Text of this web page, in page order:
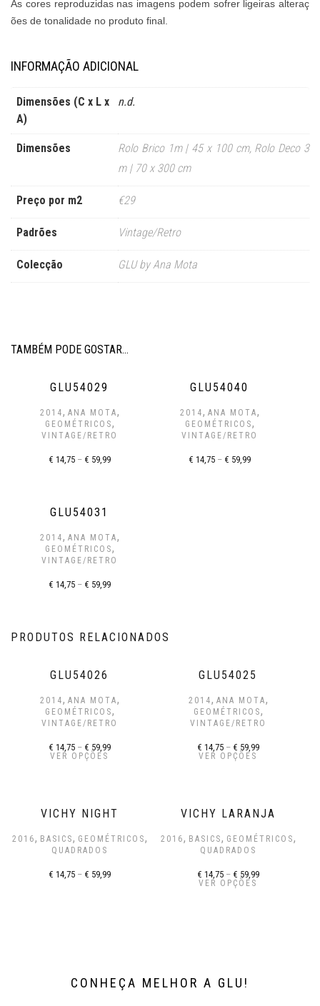
As cores reproduzidas nas imagens podem sofrer ligeiras alteraç
ões de tonalidade no produto final.
INFORMAÇÃO ADICIONAL
Dimensões (C x L x
A)
n.d.
Dimensões Rolo Brico 1m | 45 x 100 cm, Rolo Deco 3
m | 70 x 300 cm
Preço por m2 €29
Padrões Vintage/Retro
Colecção GLU by Ana Mota
TAMBÉM PODE GOSTAR…
GLU54029
2014, ANA MOTA,
GEOMÉTRICOS,
VINTAGE/RETRO
€ 14,75– € 59,99
GLU54040
2014, ANA MOTA,
GEOMÉTRICOS,
VINTAGE/RETRO
€ 14,75– € 59,99
GLU54031
2014, ANA MOTA,
GEOMÉTRICOS,
VINTAGE/RETRO
€ 14,75– € 59,99
PRODUTOS RELACIONADOS
GLU54026
2014, ANA MOTA,
GEOMÉTRICOS,
VINTAGE/RETRO
€ 14,75– € 59,99
VER OPÇÕES
GLU54025
2014, ANA MOTA,
GEOMÉTRICOS,
VINTAGE/RETRO
€ 14,75– € 59,99
VER OPÇÕES
VICHY NIGHT
2016, BASICS, GEOMÉTRICOS,
QUADRADOS
€ 14,75– € 59,99
VICHY LARANJA
2016, BASICS, GEOMÉTRICOS,
QUADRADOS
€ 14,75– € 59,99
VER OPÇÕES
CONHEÇA MELHOR A GLU!